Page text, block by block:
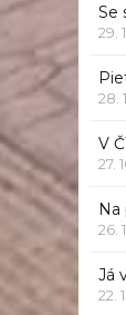
Se
29.
28.
V
27.
26.
Já
22.